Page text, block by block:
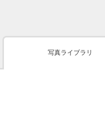
写真ライブラリ